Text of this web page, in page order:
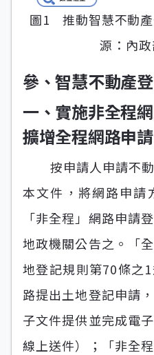
圖1 推動智慧不動
源：內
參、智慧不動產
一、實施非全程
擴增全程網路申
按申請人申請不動
本文件，將網路申請
「非全程」網路申請
地政機關公告之。「
地登記規則第70條之
路提出土地登記申請
子文件提供並完成電
線上送件）；「非全